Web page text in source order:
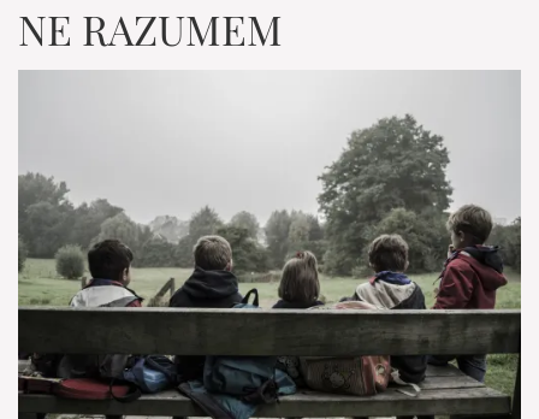
NE RAZUMEM